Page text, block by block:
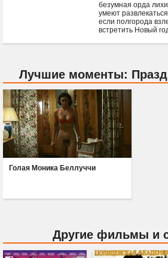
безумная орда
умеют
если полгорода
встретить Новый
Лучшие моменты:
Голая Моника Беллуччи
Другие фильмы и